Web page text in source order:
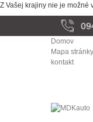
Z Vašej krajiny nie je možné
Domov
Mapa stránky
kontakt